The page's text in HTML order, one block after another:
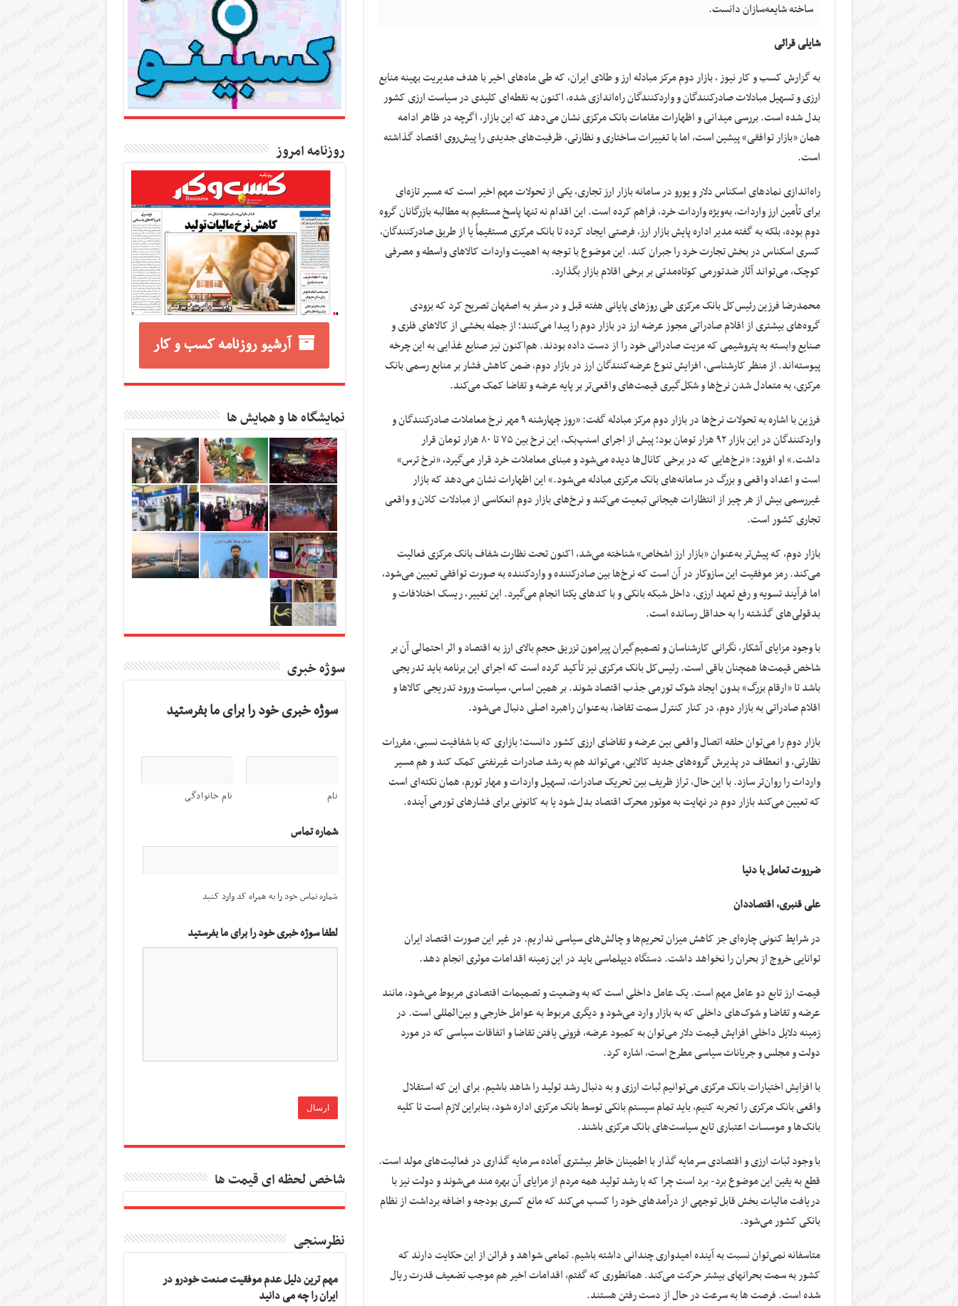
ساخته شایعه‌سازان دانست.
شایلی قرائی
به گزارش کسب و کار نیوز ، بازار دوم مرکز مبادله ارز و طلای ایران، که طی ماه‌های اخیر با هدف مدیریت بهینه منابع
ارزی و تسهیل مبادلات صادرکنندگان و واردکنندگان راه‌اندازی شده، اکنون به نقطه‌ای کلیدی در سیاست ارزی کشور
بدل شده است. بررسی میدانی و اظهارات مقامات بانک مرکزی نشان می‌دهد که این بازار، اگرچه در ظاهر ادامه
همان «بازار توافقی» پیشین است، اما با تغییرات ساختاری و نظارتی، ظرفیت‌های جدیدی را پیش‌روی اقتصاد گذاشته
است.
راه‌اندازی نمادهای اسکناس دلار و یورو در سامانه بازار ارز تجاری، یکی از تحولات مهم اخیر است که مسیر تازه‌ای
برای تأمین ارز واردات، به‌ویژه واردات خرد، فراهم کرده است. این اقدام نه تنها پاسخ مستقیم به مطالبه بازرگانان گروه
دوم بوده، بلکه به گفته مدیر اداره پایش بازار ارز، فرصتی ایجاد کرده تا بانک مرکزی مستقیماً یا از طریق صادرکنندگان،
کسری اسکناس در بخش تجارت خرد را جبران کند. این موضوع با توجه به اهمیت واردات کالاهای واسطه و مصرفی
کوچک، می‌تواند آثار ضدتورمی کوتاه‌مدتی بر برخی اقلام بازار بگذارد.
محمدرضا فرزین رئیس‌کل بانک مرکزی طی روزهای پایانی هفته قبل و در سفر به اصفهان تصریح کرد که بزودی
گروه‌های بیشتری از اقلام صادراتی مجوز عرضه ارز در بازار دوم را پیدا می‌کنند؛ از جمله بخشی از کالاهای فلزی و
صنایع وابسته به پتروشیمی که مزیت صادراتی خود را از دست داده بودند. هم‌اکنون نیز صنایع غذایی به این چرخه
پیوسته‌اند. از منظر کارشناسی، افزایش تنوع عرضه‌کنندگان ارز در بازار دوم، ضمن کاهش فشار بر منابع رسمی بانک
مرکزی، به متعادل شدن نرخ‌ها و شکل‌گیری قیمت‌های واقعی‌تر بر پایه عرضه و تقاضا کمک می‌کند.
فرزین با اشاره به تحولات نرخ‌ها در بازار دوم مرکز مبادله گفت: «روز چهارشنه ۹ مهر نرخ معاملات صادرکنندگان و
واردکنندگان در این بازار ۹۲ هزار تومان بود؛ پیش از اجرای اسنپ‌بک، این نرخ بین ۷۵ تا ۸۰ هزار تومان قرار
داشت.» او افزود: «نرخ‌هایی که در برخی کانال‌ها دیده می‌شود و مبنای معاملات خرد قرار می‌گیرد، «نرخ ترس»
است و اعداد واقعی و بزرگ در سامانه‌های بانک مرکزی مبادله می‌شود.» این اظهارات نشان می‌دهد که بازار
غیررسمی بیش از هر چیز از انتظارات هیجانی تبعیت می‌کند و نرخ‌های بازار دوم انعکاسی از مبادلات کلان و واقعی
تجاری کشور است.
بازار دوم، که پیش‌تر به‌عنوان «بازار ارز اشخاص» شناخته می‌شد، اکنون تحت نظارت شفاف بانک مرکزی فعالیت
می‌کند. رمز موفقیت این سازوکار در آن است که نرخ‌ها بین صادرکننده و واردکننده به صورت توافقی تعیین می‌شود،
اما فرآیند تسویه و رفع تعهد ارزی، داخل شبکه بانکی و با کدهای یکتا انجام می‌گیرد. این تغییر، ریسک اختلافات و
بدقولی‌های گذشته را به حداقل رسانده است.
با وجود مزایای آشکار، نگرانی کارشناسان و تصمیم‌گیران پیرامون تزریق حجم بالای ارز به اقتصاد و اثر احتمالی آن بر
شاخص قیمت‌ها همچنان باقی است. رئیس‌کل بانک مرکزی نیز تأکید کرده است که اجرای این برنامه باید تدریجی
باشد تا «ارقام بزرگ» بدون ایجاد شوک تورمی جذب اقتصاد شوند. بر همین اساس، سیاست ورود تدریجی کالاها و
اقلام صادراتی به بازار دوم، در کنار کنترل سمت تقاضا، به‌عنوان راهبرد اصلی دنبال می‌شود.
بازار دوم را می‌توان حلقه اتصال واقعی بین عرضه و تقاضای ارزی کشور دانست؛ بازاری که با شفافیت نسبی، مقررات
نظارتی، و انعطاف در پذیرش گروه‌های جدید کالایی، می‌تواند هم به رشد صادرات غیرنفتی کمک کند و هم مسیر
واردات را روان‌تر سازد. با این حال، تراز ظریف بین تحریک صادرات، تسهیل واردات و مهار تورم، همان نکته‌ای است
که تعیین می‌کند بازار دوم در نهایت به موتور محرک اقتصاد بدل شود یا به کانونی برای فشارهای تورمی آینده.
ضرروت تعامل با دنیا
علی قنبری، اقتصاددان
در شرایط کنونی چاره‌ای جز کاهش میزان تحریم‌ها و چالش‌های سیاسی نداریم. در غیر این صورت اقتصاد ایران
توانایی خروج از بحران را نخواهد داشت. دستگاه دیپلماسی باید در این زمینه اقدامات موثری انجام دهد.
قیمت ارز تابع دو عامل مهم است. یک عامل داخلی است که به وضعیت و تصمیمات اقتصادی مربوط می‌شود، مانند
عرضه و تقاضا و شوک‌های داخلی که به بازار وارد می‌شود و دیگری مربوط به عوامل خارجی و بین‌المللی است. در
زمینه دلایل داخلی افزایش قیمت دلار می‌توان به کمبود عرضه، فزونی یافتن تقاضا و اتفاقات سیاسی که در مورد
دولت و مجلس و جریانات سیاسی مطرح است، اشاره کرد.
با افزایش اختیارات بانک مرکزی می‌توانیم ثبات ارزی و به دنبال رشد تولید را شاهد باشیم. برای این که استقلال
واقعی بانک مرکزی را تجربه کنیم، باید تمام سیستم بانکی توسط بانک مرکزی اداره شود، بنابراین لازم است تا کلیه
بانک‌ها و موسسات اعتباری تابع سیاست‌های بانک مرکزی باشند.
با وجود ثبات ارزی و اقتصادی سرمایه گذار با اطمینان خاطر بیشتری آماده سرمایه گذاری در فعالیت‌های مولد است.
قطع به یقین این موضوع برد- برد است چرا که با رشد تولید همه مردم از مزایای آن بهره مند می‌شوند و دولت نیز با
دریافت مالیات بخش قابل توجهی از درآمد‌های خود را کسب می‌کند که مانع کسری بودجه و اضافه برداشت از نظام
بانکی کشور می‌شود.
متاسفانه نمی‌توان نسبت به آینده امیدواری چندانی داشته باشیم. تمامی شواهد و قرائن از این حکایت دارند که
کشور به سمت بحرانهای بیشتر حرکت می‌کند. همانطوری که گفتم، اقدامات اخیر هم موجب تضعیف قدرت ریال
شده است. فرصت ها به سرعت در حال از دست رفتن هستند.
روزنامه امروز
آرشیو روزنامه کسب و کار
نمایشگاه ها و همایش ها
سوژه خبری
سوژه خبری خود را برای ما بفرستید
نام نام خانوادگی
شماره تماس
شماره تماس خود را به همراه کد وارد کنید
لطفا سوژه خبری خود را برای ما بفرستید
شاخص لحظه ای قیمت ها
نظرسنجی
مهم ترین دلیل عدم موفقیت صنعت خودرو در
ایران را چه می دانید